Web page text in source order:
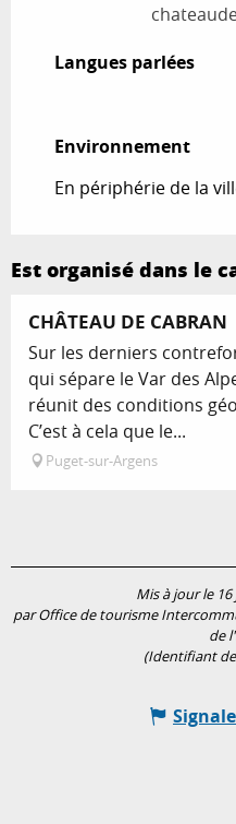
Langues parlées
Langues parlées
Environnement
Environnement
En périphérie de la
Est organisé dans le
CHÂTEAU DE CABRAN
Sur les derniers
qui sépare le Var des
réunit des conditions
C’est à cela que le...
Puget-sur-Argens
Mis à jour le
par Office de tourisme
de
(Identifiant